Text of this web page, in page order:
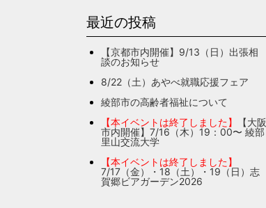
最近の投稿
【京都市内開催】9/13（日）出張相
談のお知らせ
8/22（土）あやべ就職応援フェア
綾部市の高齢者福祉について
【本イベントは終了しました】
【大阪
市内開催】7/16（木）19：00〜 綾部
里山交流大学
【本イベントは終了しました】
7/17（金）・18（土）・19（日）志
賀郷ビアガーデン2026